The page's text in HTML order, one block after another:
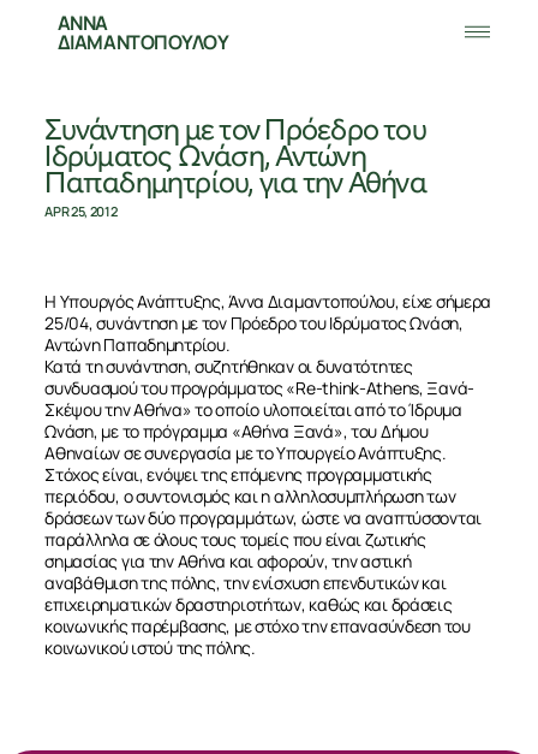
ΑΝΝΑ
ΔΙΑΜΑΝΤΟΠΟΥΛΟΥ
Συνάντηση με τον Πρόεδρο του
Ιδρύματος Ωνάση, Αντώνη
Παπαδημητρίου, για την Αθήνα
APR 25, 2012
Η Υπουργός Ανάπτυξης, Άννα Διαμαντοπούλου, είχε σήμερα
25/04, συνάντηση με τον Πρόεδρο του Ιδρύματος Ωνάση,
Αντώνη Παπαδημητρίου.
Κατά τη συνάντηση, συζητήθηκαν οι δυνατότητες
συνδυασμού του προγράμματος «Re-think-Athens, Ξανά-
Σκέψου την Αθήνα» το οποίο υλοποιείται από το Ίδρυμα
Ωνάση, με το πρόγραμμα «Αθήνα Ξανά», του Δήμου
Αθηναίων σε συνεργασία με το Υπουργείο Ανάπτυξης.
Στόχος είναι, ενόψει της επόμενης προγραμματικής
περιόδου, ο συντονισμός και η αλληλοσυμπλήρωση των
δράσεων των δύο προγραμμάτων, ώστε να αναπτύσσονται
παράλληλα σε όλους τους τομείς που είναι ζωτικής
σημασίας για την Αθήνα και αφορούν, την αστική
αναβάθμιση της πόλης, την ενίσχυση επενδυτικών και
επιχειρηματικών δραστηριοτήτων, καθώς και δράσεις
κοινωνικής παρέμβασης, με στόχο την επανασύνδεση του
κοινωνικού ιστού της πόλης.